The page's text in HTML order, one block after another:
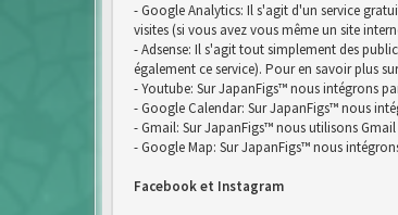
- Google Analytics: Il s'agit d'un service
visites (si vous avez vous même un site
- Adsense: Il s'agit tout simplement des
également ce service). Pour en savoir plus
- Youtube: Sur JapanFigs™ nous intégrons
- Google Calendar: Sur JapanFigs™ nous
- Gmail: Sur JapanFigs™ nous utilisons
- Google Map: Sur JapanFigs™ nous
Facebook et Instagram